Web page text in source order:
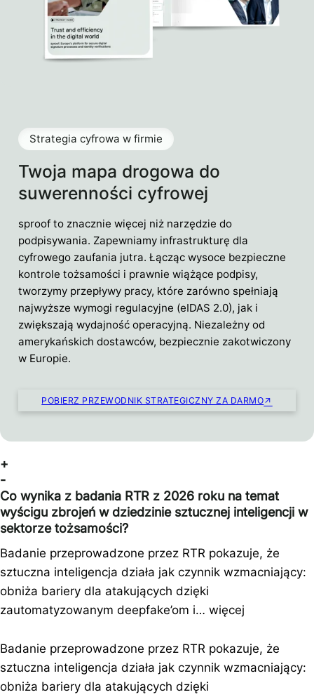
Twoja mapa drogowa do
suwerenności cyfrowej
Strategia cyfrowa w firmie
sproof to znacznie więcej niż narzędzie do
podpisywania. Zapewniamy infrastrukturę dla
cyfrowego zaufania jutra. Łącząc wysoce bezpieczne
kontrole tożsamości i prawnie wiążące podpisy,
tworzymy przepływy pracy, które zarówno spełniają
najwyższe wymogi regulacyjne (eIDAS 2.0), jak i
zwiększają wydajność operacyjną. Niezależny od
amerykańskich dostawców, bezpiecznie zakotwiczony
w Europie.
POBIERZ PRZEWODNIK STRATEGICZNY ZA DARMO
+
-
Co wynika z badania RTR z 2026 roku na temat
wyścigu zbrojeń w dziedzinie sztucznej inteligencji w
sektorze tożsamości?
Badanie przeprowadzone przez RTR pokazuje, że
sztuczna inteligencja działa jak czynnik wzmacniający:
obniża bariery dla atakujących dzięki
zautomatyzowanym deepfake’om i… więcej
Badanie przeprowadzone przez RTR pokazuje, że
sztuczna inteligencja działa jak czynnik wzmacniający:
obniża bariery dla atakujących dzięki